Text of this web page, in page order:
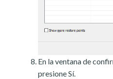
En la ventana de
presione Sí.